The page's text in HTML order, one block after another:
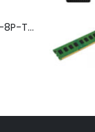
Dahua NVR2108HS-8P-T 8 Kanal 1U H.265 NVR 1x8TB